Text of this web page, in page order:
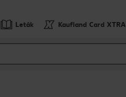
Leták Kaufland Card XTRA